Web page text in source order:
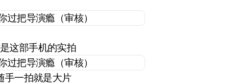
这部手机的实拍
手一拍就是大片